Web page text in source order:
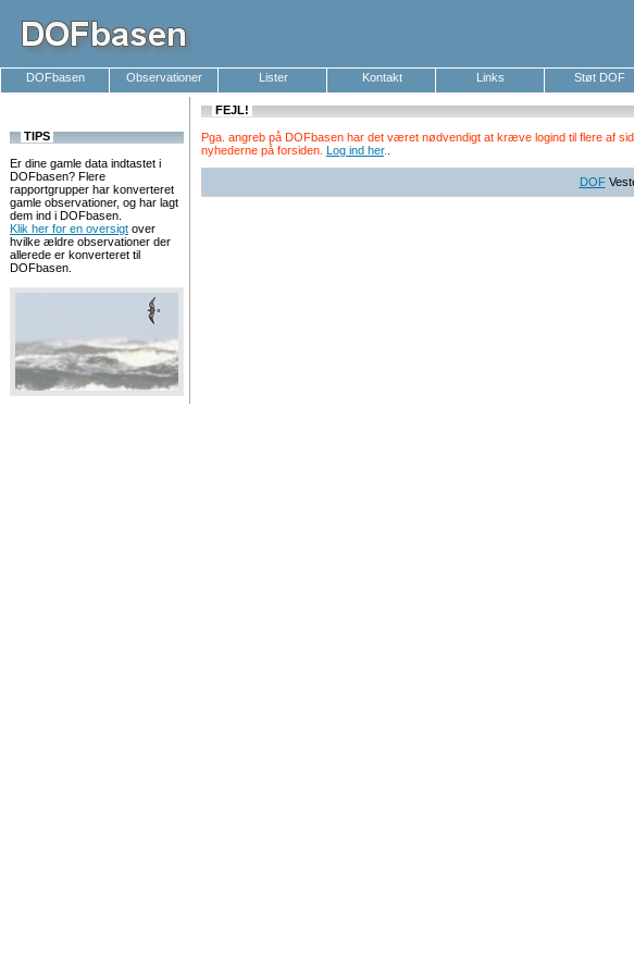
DOFbasen Observationer Lister Kontakt Links Støt DOF
TIPS
Er dine gamle data indtastet i
DOFbasen? Flere
rapportgrupper har konverteret
gamle observationer, og har lagt
dem ind i DOFbasen.
Klik her for en oversigt over
hvilke ældre observationer der
allerede er konverteret til
DOFbasen.
FEJL!
Pga. angreb på DOFbasen har det været nødvendigt at kræve logind til flere af
nyhederne på forsiden. Log ind her.
DOF